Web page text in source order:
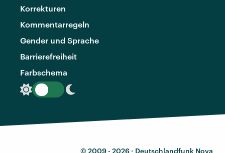
Korrekturen
Kommentarregeln
Gender und Sprache
Barrierefreiheit
Farbschema
© 2009 - 2026 · Deutschlandfunk Nova